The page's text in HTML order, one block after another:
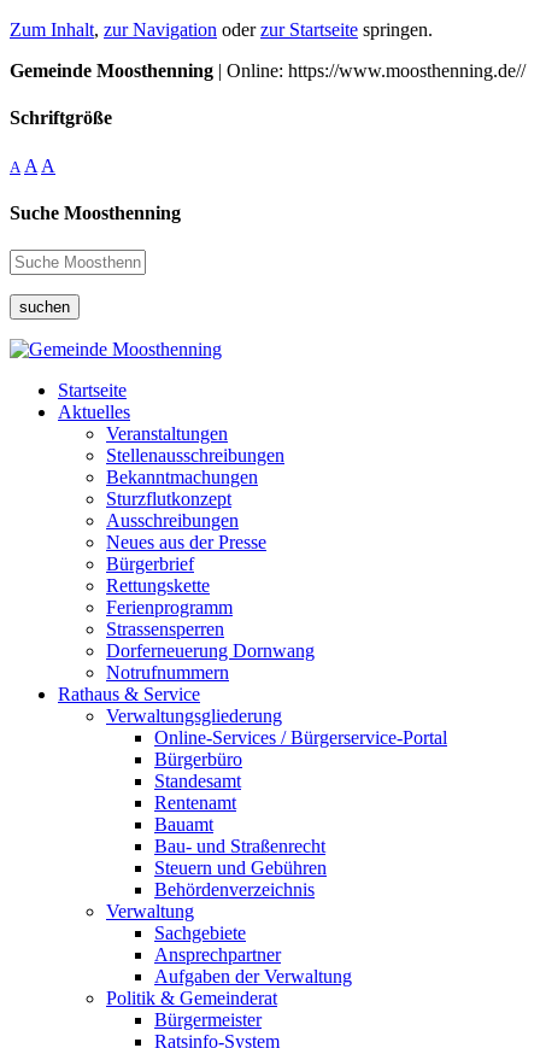
Zum Inhalt, zur Navigation oderzur Startseite springen.
Gemeinde Moosthenning | Online: https://www.moosthenning.de//
Schriftgröße
A A A
Suche Moosthenning
suchen
Startseite
Aktuelles
Veranstaltungen
Stellenausschreibungen
Bekanntmachungen
Sturzflutkonzept
Ausschreibungen
Neues aus der Presse
Bürgerbrief
Rettungskette
Ferienprogramm
Strassensperren
Dorferneuerung Dornwang
Notrufnummern
Rathaus & Service
Verwaltungsgliederung
Online-Services / Bürgerservice-Portal
Bürgerbüro
Standesamt
Rentenamt
Bauamt
Bau- und Straßenrecht
Steuern und Gebühren
Behördenverzeichnis
Verwaltung
Sachgebiete
Ansprechpartner
Aufgaben der Verwaltung
Politik & Gemeinderat
Bürgermeister
Ratsinfo-System